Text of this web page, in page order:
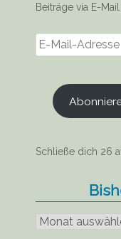
Beiträge via E-
E-
Mail-
Schließe dich 26
veröffentlicht